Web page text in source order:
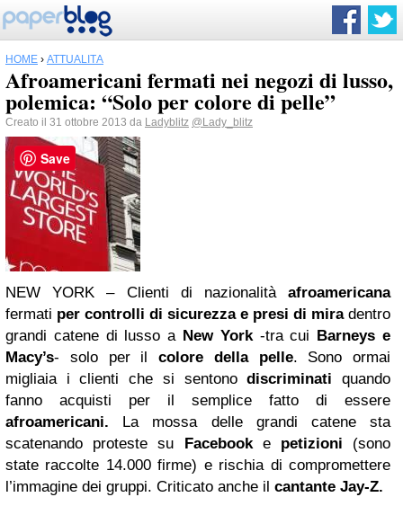
HOME › ATTUALITÀ
Afroamericani fermati nei negozi di lusso,
polemica: “Solo per colore di pelle”
Creato il 31 ottobre 2013 da Ladyblitz @Lady_blitz
NEW YORK – Clienti di nazionalità afroamericana
fermati per controlli di sicurezza e presi di miradentro
grandi catene di lusso a New York-tra cui Barneys e
Macy’s- solo per il colore della pelle. Sono ormai
migliaia i clienti che si sentonodiscriminati quando
fanno acquisti per il semplice fatto di essere
afroamericani. La mossa delle grandi catene sta
scatenando proteste su
Facebook e petizioni (sono
state raccolte 14.000 firme) e rischia di compromettere
l’immagine dei gruppi. Criticato anche il cantante Jay-Z.
Save